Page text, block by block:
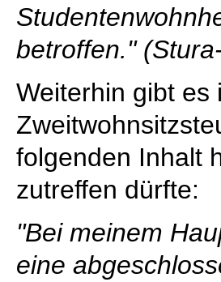
betroffen."
Weiterhin gibt es
folgenden Inhalt
zutreffen dürfte:
"Bei meinem
eine